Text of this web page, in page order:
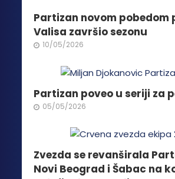
biti
izabrane
na
proizvoda.
Partizan novom pobedom
Valisa završio sezonu
10/05/2026
Partizan poveo u seriji za
05/05/2026
Zvezda se revanširala
Novi Beograd i Šabac na